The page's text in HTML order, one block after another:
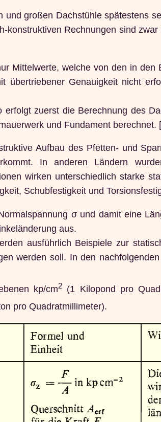
großen Dachstühle spätestens
konstruktiven Rechnungen sind
Mittelwerte, welche von den in den
übertriebener Genauigkeit nicht
zuerst die Berechnung des
und Fundament berechnet.
Aufbau des Pfetten- und
In anderen Ländern
wirken unterschiedlich starke
Schubfestigkeit und
σ und damit eine
aus.
ausführlich Beispiele zur
werden soll. In den
kp/cm2 (1 Kilopond pro
pro Quadratmillimeter).